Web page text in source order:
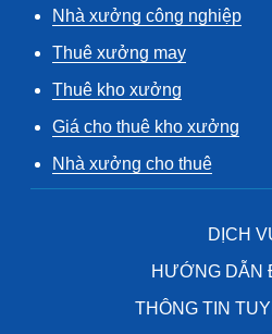
Nhà xưởng công nghiệp
Thuê xưởng may
Thuê kho xưởng
Giá cho thuê kho xưởng
Nhà xưởng cho thuê
DỊCH
HƯỚNG DẪN
THÔNG TIN